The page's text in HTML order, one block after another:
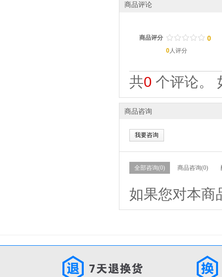
商品评论
商品评分 / / / / /
. . . . . 0
0人评分
共0 个评论。
商品咨询
我要咨询
全部咨询(0) 商品咨询(0)
如果您对本商